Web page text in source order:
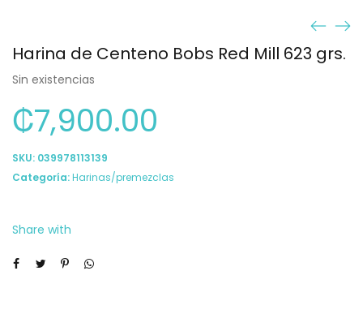
Harina de Centeno Bobs Red Mill 623 grs.
Sin existencias
₡7,900.00
SKU: 039978113139
Categoría:Harinas/premezclas
Share with